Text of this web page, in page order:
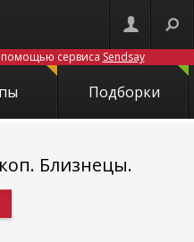
помощью сервиса Sendsay
Подборки
Близнецы.